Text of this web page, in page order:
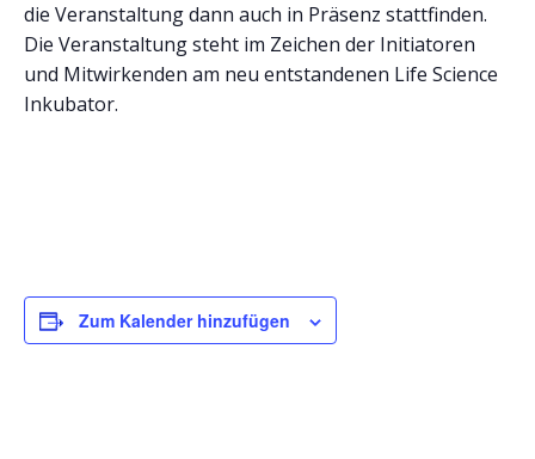
die Veranstaltung dann auch in Präsenz stattfinden.
Die Veranstaltung steht im Zeichen der Initiatoren
und Mitwirkenden am neu entstandenen Life Science
Inkubator.
Zum Kalender hinzufügen